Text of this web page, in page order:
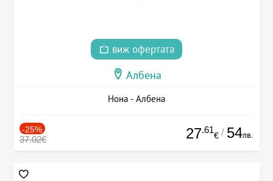
виж офертата
Албена
Нона - Албена
-25%
37.02€ 27.61
€ / 54лв.